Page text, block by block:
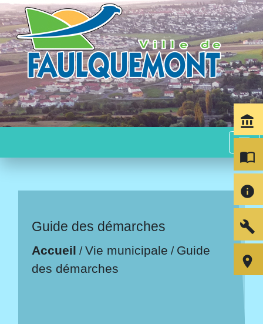
menu
Guide des démarches
Accueil /Vie municipale / Guide
des démarches
account_balance
import_contacts
info
build
room